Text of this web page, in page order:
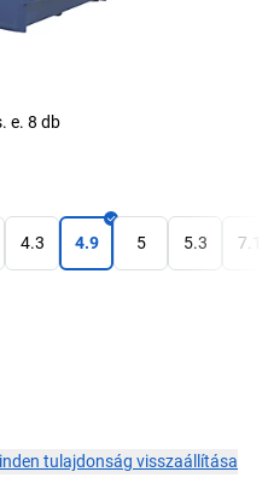
e. 8 db
4.3 4.9 5 5.3 7.1
tulajdonság visszaállítása